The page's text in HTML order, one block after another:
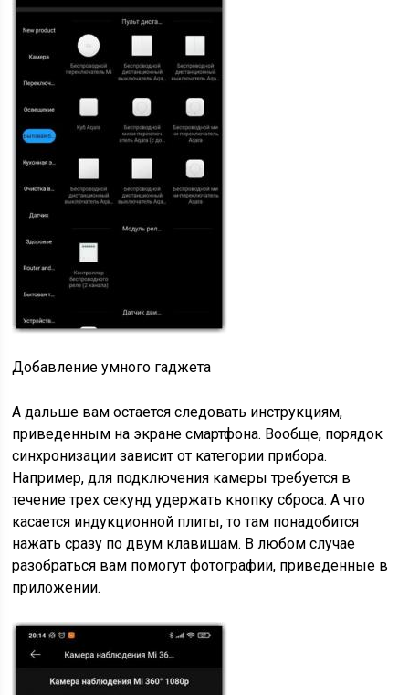
Добавление умного гаджета
А дальше вам остается следовать инструкциям,
приведенным на экране смартфона. Вообще, порядок
синхронизации зависит от категории прибора.
Например, для подключения камеры требуется в
течение трех секунд удержать кнопку сброса. А что
касается индукционной плиты, то там понадобится
нажать сразу по двум клавишам. В любом случае
разобраться вам помогут фотографии, приведенные в
приложении.